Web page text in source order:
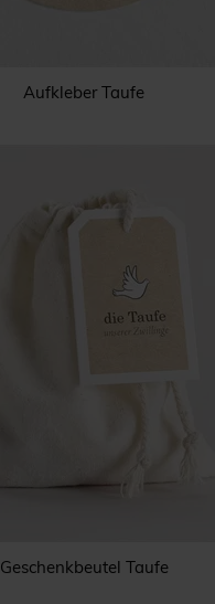
Aufkleber Taufe
Geschenkbeutel Taufe